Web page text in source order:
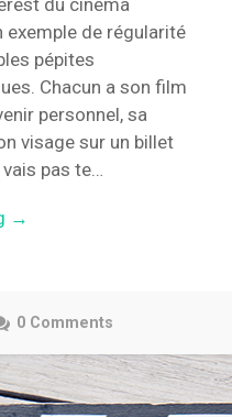
exemple de régularité
pépites
Chacun a son film
personnel, sa
visage sur un billet
pas te…
→
0 Comments